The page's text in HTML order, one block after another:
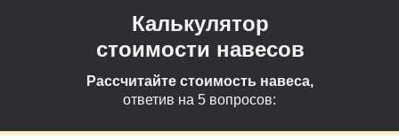
Рассчитайте стоимость навеса,
ответив на 5 вопросов:
Калькулятор
стоимости навесов